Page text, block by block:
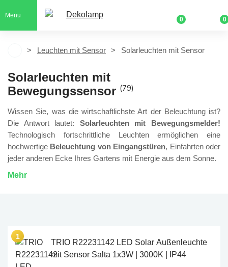
Menu
0 0
Leuchten mit Sensor Solarleuchten mit Sensor
Solarleuchten mit
Bewegungssensor (79)
Wissen Sie, was die wirtschaftlichste Art der Beleuchtung ist?
Die Antwort lautet: Solarleuchten mit Bewegungsmelder!
Technologisch fortschrittliche Leuchten ermöglichen eine
hochwertige Beleuchtung von Eingangstüren, Einfahrten oder
jeder anderen Ecke Ihres Gartens mit Energie aus dem Sonne.
Mehr
TRIO R22231142 LED Solar Außenleuchte
mit Sensor Salta 1x3W | 3000K | IP44